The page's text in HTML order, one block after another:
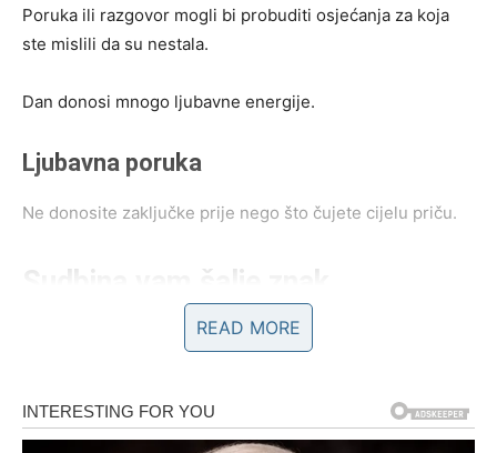
Poruka ili razgovor mogli bi probuditi osjećanja za koja
ste mislili da su nestala.
Dan donosi mnogo ljubavne energije.
Ljubavna poruka
Ne donosite zaključke prije nego što čujete cijelu priču.
Sudbina vam šalje znak
Pred vama su važni trenuci.
RAK
READ MORE